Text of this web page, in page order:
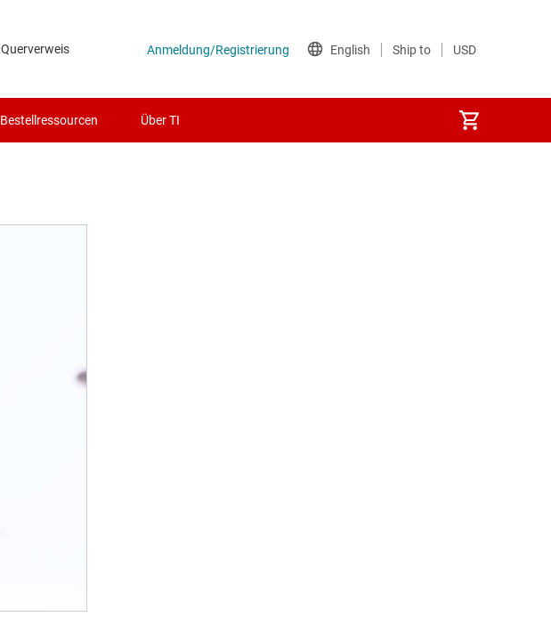
Querverweis
Bestellressourcen Über TI